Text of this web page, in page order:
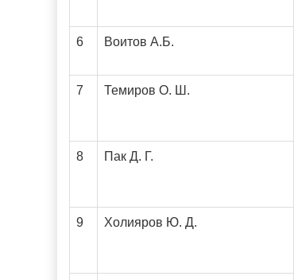
6 Воитов А.Б.
7 Темиров О. Ш.
8 Пак Д. Г.
9 Холияров Ю. Д.